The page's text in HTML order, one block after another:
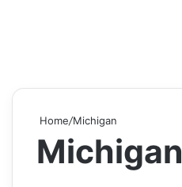
Home/Michigan
Michigan